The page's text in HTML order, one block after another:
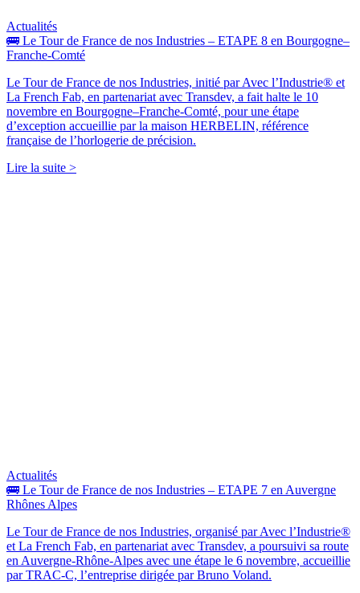
Actualités
🚌 Le Tour de France de nos Industries – ETAPE 8 en Bourgogne–
Franche-Comté
Le Tour de France de nos Industries, initié par Avec l’Industrie® et
La French Fab, en partenariat avec Transdev, a fait halte le 10
novembre en Bourgogne–Franche-Comté, pour une étape
d’exception accueillie par la maison HERBELIN, référence
française de l’horlogerie de précision.
Lire la suite >
Actualités
🚌 Le Tour de France de nos Industries – ETAPE 7 en Auvergne
Rhônes Alpes
Le Tour de France de nos Industries, organisé par Avec l’Industrie®
et La French Fab, en partenariat avec Transdev, a poursuivi sa route
en Auvergne-Rhône-Alpes avec une étape le 6 novembre, accueillie
par TRAC-C, l’entreprise dirigée par Bruno Voland.